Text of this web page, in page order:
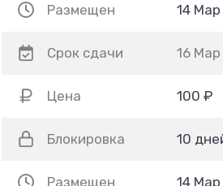
Размещен 14 Мар
Срок сдачи 16 Мар
Цена 100 ₽
Блокировка 10
Размещен 14 Мар